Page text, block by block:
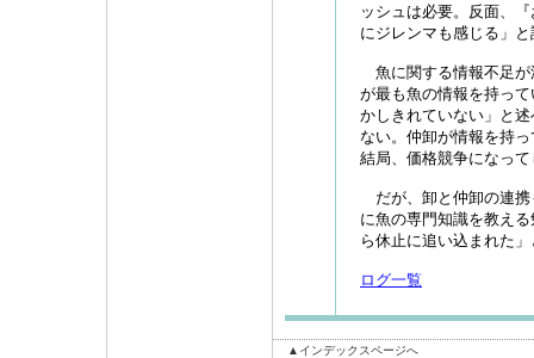
ッシュは必要。反面、
にジレンマも感じる」
魚に関する情報不足が
が最も魚の情報を持っ
かしきれていない」と
ない。仲卸が情報を持
結局、価格競争になっ
だが、卸と仲卸の連携
に魚の専門知識を教え
ら休止に追い込まれた
ログ一覧
▲インデックスページへ